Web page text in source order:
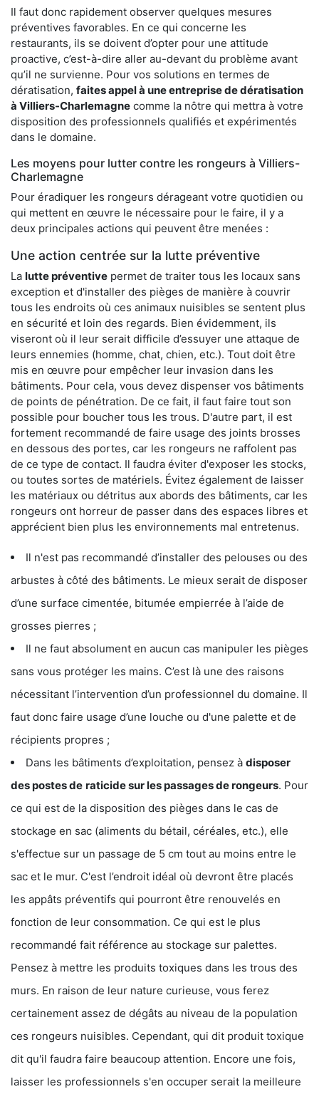
Il faut donc rapidement observer quelques mesures
préventives favorables. En ce qui concerne les
restaurants, ils se doivent d’opter pour une attitude
proactive, c’est-à-dire aller au-devant du problème avant
qu’il ne survienne. Pour vos solutions en termes de
dératisation, faites appel à une entreprise de dératisation
à Villiers-Charlemagne comme la nôtre qui mettra à votre
disposition des professionnels qualifiés et expérimentés
dans le domaine.
Les moyens pour lutter contre les rongeurs à Villiers-
Charlemagne
Pour éradiquer les rongeurs dérageant votre quotidien ou
qui mettent en œuvre le nécessaire pour le faire, il y a
deux principales actions qui peuvent être menées :
Une action centrée sur la lutte préventive
La lutte préventive permet de traiter tous les locaux sans
exception et d'installer des pièges de manière à couvrir
tous les endroits où ces animaux nuisibles se sentent plus
en sécurité et loin des regards. Bien évidemment, ils
viseront où il leur serait difficile d’essuyer une attaque de
leurs ennemies (homme, chat, chien, etc.). Tout doit être
mis en œuvre pour empêcher leur invasion dans les
bâtiments. Pour cela, vous devez dispenser vos bâtiments
de points de pénétration. De ce fait, il faut faire tout son
possible pour boucher tous les trous. D'autre part, il est
fortement recommandé de faire usage des joints brosses
en dessous des portes, car les rongeurs ne raffolent pas
de ce type de contact. Il faudra éviter d'exposer les stocks,
ou toutes sortes de matériels. Évitez également de laisser
les matériaux ou détritus aux abords des bâtiments, car les
rongeurs ont horreur de passer dans des espaces libres et
apprécient bien plus les environnements mal entretenus.
Il n'est pas recommandé d’installer des pelouses ou des
arbustes à côté des bâtiments. Le mieux serait de disposer
d’une surface cimentée, bitumée empierrée à l’aide de
grosses pierres ;
Il ne faut absolument en aucun cas manipuler les pièges
sans vous protéger les mains. C’est là une des raisons
nécessitant l’intervention d’un professionnel du domaine. Il
faut donc faire usage d’une louche ou d'une palette et de
récipients propres ;
Dans les bâtiments d’exploitation, pensez à disposer
des postes de raticide sur les passages de rongeurs. Pour
ce qui est de la disposition des pièges dans le cas de
stockage en sac (aliments du bétail, céréales, etc.), elle
s'effectue sur un passage de 5 cm tout au moins entre le
sac et le mur. C'est l’endroit idéal où devront être placés
les appâts préventifs qui pourront être renouvelés en
fonction de leur consommation. Ce qui est le plus
recommandé fait référence au stockage sur palettes.
Pensez à mettre les produits toxiques dans les trous des
murs. En raison de leur nature curieuse, vous ferez
certainement assez de dégâts au niveau de la population
ces rongeurs nuisibles. Cependant, qui dit produit toxique
dit qu'il faudra faire beaucoup attention. Encore une fois,
laisser les professionnels s'en occuper serait la meilleure